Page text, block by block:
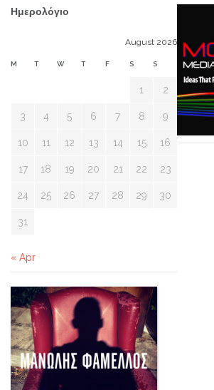
Ημερολόγιο
August 2026
M T W T F S S
1 2
3 4 5 6 7 8 9
10 11 12 13 14 15 16
17 18 19 20 21 22 23
24 25 26 27 28 29 30
31
« Apr